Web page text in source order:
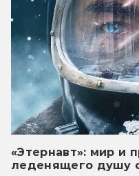
«Этернавт»: мир и
леденящего душу